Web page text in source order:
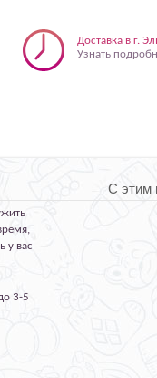
Доставка в г.
Узнать
С этим
у вас
3-5